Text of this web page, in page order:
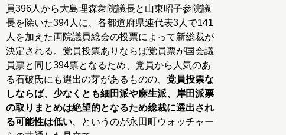
員396人から大島理森衆院議長と山東昭子参院議
長を除いた394人に、各都道府県連代表3人で141
人を加えた両院議員総会の投票によって新総裁が
決定される。党員投票ありならば党員票が国会議
員票と同じ394票となるため、党員から人気のあ
る石破氏にも選出の芽があるものの、 党員投票な
しならば、少なくとも細田派や麻生派、岸田派票
の取りまとめは絶望的となるため総裁に選出され
る可能性は低い 、というのが永田町ウォッチャー